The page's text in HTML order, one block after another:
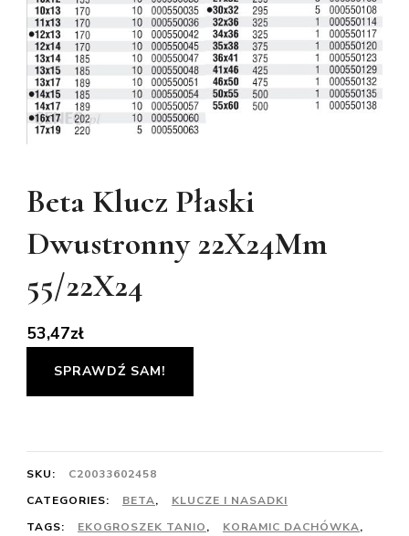
Beta Klucz Płaski
Dwustronny 22X24Mm
55/22X24
53,47zł
SPRAWDŹ SAM!
SKU:
C20033602458
CATEGORIES:
BETA,
KLUCZE I NASADKI
TAGS:
EKOGROSZEK TANIO, KORAMIC DACHÓWKA,